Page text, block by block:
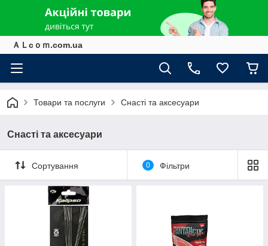
ＡＬcｏｍ.com.ua
Товари та послуги Снасті та аксесуари
Снасті та аксесуари
Сортування 0 Фільтри